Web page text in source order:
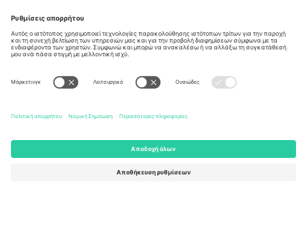
Regus Sofia City West, bul
Totleben 53-55, 1606 Sofia,
Bulgaria
Building A1, Office 302, Dubai,
United Arab Emirates
Mexico
Norte, Cuauhtémoc, 06700
Mexico
Η νομική οντότητα του παρόχου πλατφόρμας ενδέχεται να